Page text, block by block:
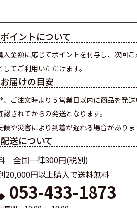
ポイントについて
入金額に応じてポイントを付与し、次回
してご利用いただけます。
お届けの目安
、ご注文時より５営業日以内に商品を発
認されてからの発送となります。
や災害により到着が遅れる場合がありま
配送について
全国一律800円(税別)
20,000円以上購入で送料無料
053-433-1873